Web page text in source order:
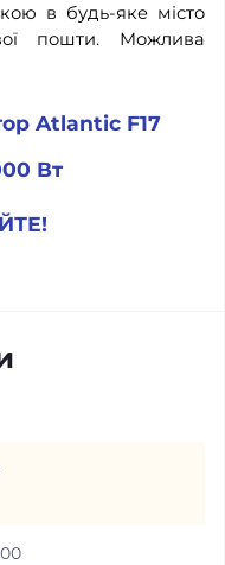
в будь-яке місто
пошти. Можлива
Atlantic F17
Вт